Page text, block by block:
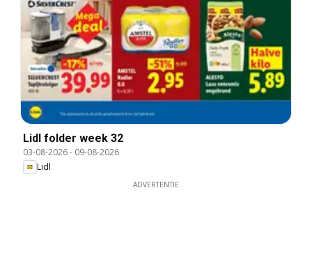
Lidl folder week 32
03-08-2026- 09-08-2026
Lidl
ADVERTENTIE